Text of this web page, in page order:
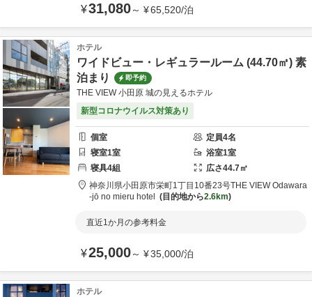
¥31,080～ ¥65,520/泊
ホテル
ワイドビュー・レギュラールーム (44.70㎡) 素
泊まり
即予約
THE VIEW 小田原 城の見えるホテル
新型コロナウイルス対策あり
個室 定員4名
寝室1室 浴室1室
寝具4組 広さ44.7㎡
神奈川県小田原市栄町1丁目10番23号THE VIEW Odawara
-jō no mieru hotel
目的地から2.6km
直近1か月の参考料金
¥25,000～ ¥35,000/泊
ホテル